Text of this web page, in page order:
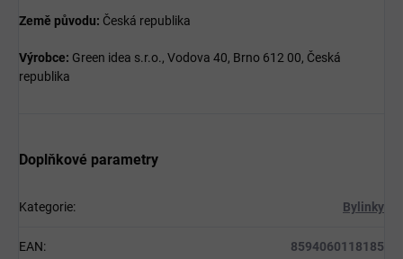
Země původu: Česká republika
Výrobce: Green idea s.r.o., Vodova 40, Brno 612 00, Česká
republika
Doplňkové parametry
Kategorie: Bylinky
EAN: 8594060118185